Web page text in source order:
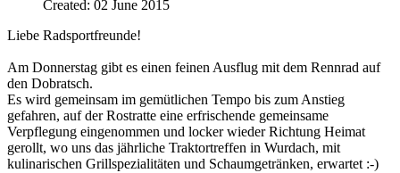
Created: 02 June 2015
Liebe Radsportfreunde!
Am Donnerstag gibt es einen feinen Ausflug mit dem Rennrad auf
den Dobratsch.
Es wird gemeinsam im gemütlichen Tempo bis zum Anstieg
gefahren, auf der Rostratte eine erfrischende gemeinsame
Verpflegung eingenommen und locker wieder Richtung Heimat
gerollt, wo uns das jährliche Traktortreffen in Wurdach, mit
kulinarischen Grillspezialitäten und Schaumgetränken, erwartet :-)